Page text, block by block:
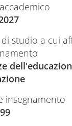
studio a cui
insegnamento